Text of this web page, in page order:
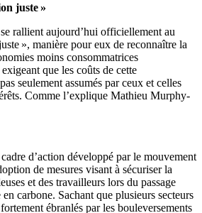
juste »
rallient aujourd’hui officiellement au
», manière pour eux de reconnaître la
moins consommatrices
que les coûts de cette
seulement assumés par ceux et celles
Comme l’explique Mathieu Murphy-
d’action développé par le mouvement
de mesures visant à sécuriser la
et des travailleurs lors du passage
carbone. Sachant que plusieurs secteurs
ébranlés par les bouleversements